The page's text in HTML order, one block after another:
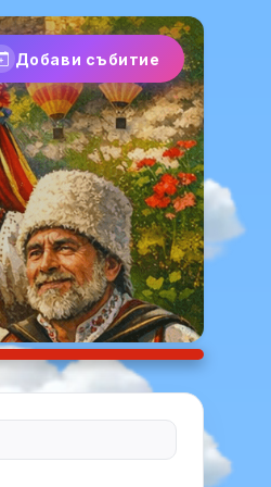
Добави събитие